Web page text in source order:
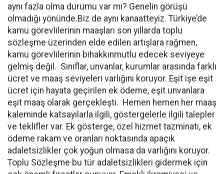
aynı fazla olma durumu var mı? Genelin görüşü
olmadığı yönünde.Biz de aynı kanaatteyiz. Türkiye’de
kamu görevlilerinin maaşları son yıllarda toplu
sözleşme üzerinden elde edilen artışlara rağmen,
kamu görevlilerinin bihakkınmutlu edecek seviyeye
gelmiş değil. Sınıflar, unvanlar, kurumlar arasında farklı
ücret ve maaş seviyeleri varlığını koruyor. Eşit işe eşit
ücret için hayata geçirilen ek ödeme, eşit unvanlara
eşit maaş olarak gerçekleşti. Hemen hemen her maaş
kaleminde katsayılarla ilgili, göstergelerle ilgili talepler
ve teklifler var. Ek gösterge, özel hizmet tazminatı, ek
ödeme rakam ve oranları noktasında apaçık
adaletsizlikler çok yoğun olmasa da varlığını koruyor.
Toplu Sözleşme bu tür adaletsizlikleri gidermek için